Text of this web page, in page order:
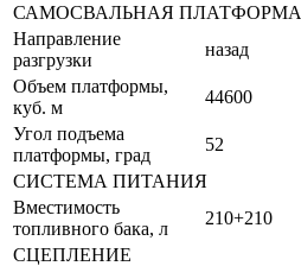
САМОСВАЛЬНАЯ ПЛАТФОРМА
Направление
разгрузки
назад
Объем платформы,
куб. м
44600
Угол подъема
платформы, град
52
СИСТЕМА ПИТАНИЯ
Вместимость
топливного бака, л
210+210
СЦЕПЛЕНИЕ